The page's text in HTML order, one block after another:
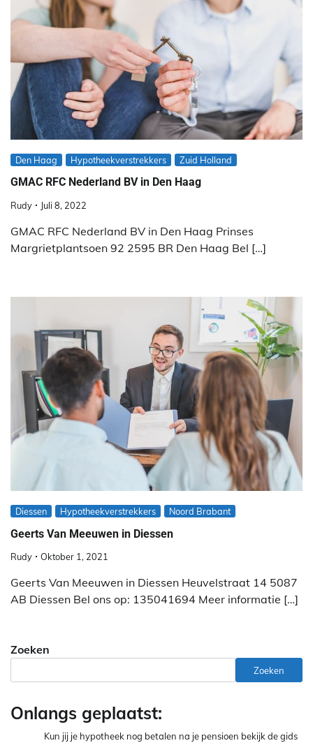
Den Haag Hypotheekverstrekkers Zuid Holland
GMAC RFC Nederland BV in Den Haag
Rudy Juli 8, 2022
GMAC RFC Nederland BV in Den Haag Prinses
Margrietplantsoen 92 2595 BR Den Haag Bel […]
Diessen Hypotheekverstrekkers Noord Brabant
Geerts Van Meeuwen in Diessen
Rudy Oktober 1, 2021
Geerts Van Meeuwen in Diessen Heuvelstraat 14 5087
AB Diessen Bel ons op: 135041694 Meer informatie […]
Zoeken
Zoeken
Onlangs geplaatst:
Kun jij je hypotheek nog betalen na je pensioen bekijk de gids